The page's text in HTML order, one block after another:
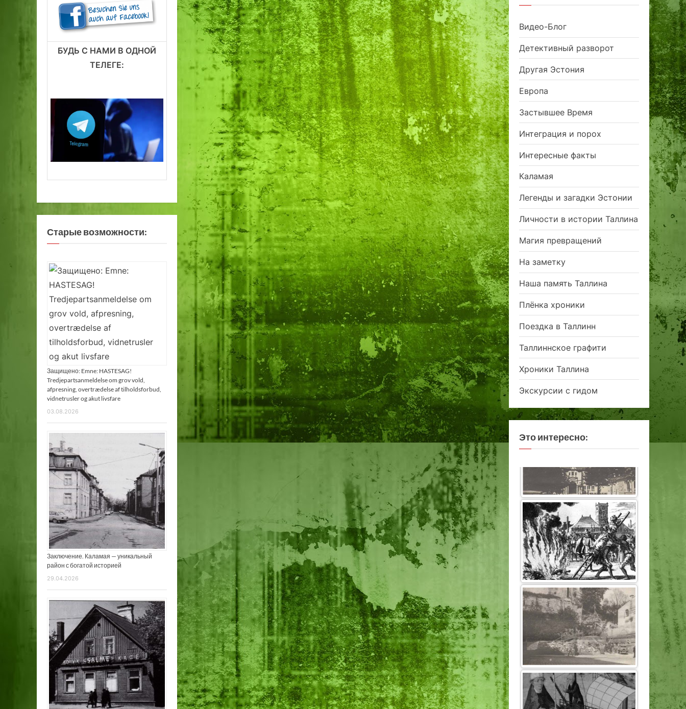
БУДЬ С НАМИ В ОДНОЙ
ТЕЛЕГЕ:
Старые возможности:
Защищено: Emne: HASTESAG!
Tredjepartsanmeldelse om grov vold,
afpresning, overtrædelse af tilholdsforbud,
vidnetrusler og akut livsfare
03.08.2026
Заключение. Каламая — уникальный
район с богатой историей
29.04.2026
Видео-Блог
Детективный разворот
Другая Эстония
Европа
Застывшее Время
Интеграция и порох
Интересные факты
Каламая
Легенды и загадки Эстонии
Личности в истории Таллина
Магия превращений
На заметку
Наша память Таллина
Плёнка хроники
Поездка в Таллинн
Таллиннское графити
Хроники Таллина
Экскурсии с гидом
Это интересно: